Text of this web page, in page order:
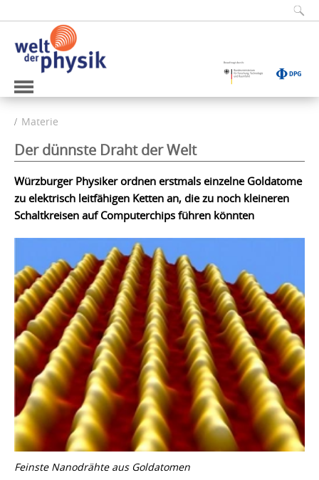
Materie
Der dünnste Draht der Welt
Würzburger Physiker ordnen erstmals einzelne Goldatome
zu elektrisch leitfähigen Ketten an, die zu noch kleineren
Schaltkreisen auf Computerchips führen könnten
Feinste Nanodrähte aus Goldatomen